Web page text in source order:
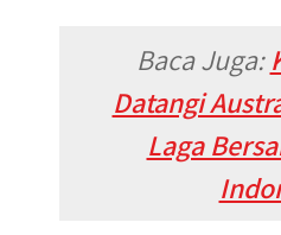
Baca Juga:
Datangi
Laga